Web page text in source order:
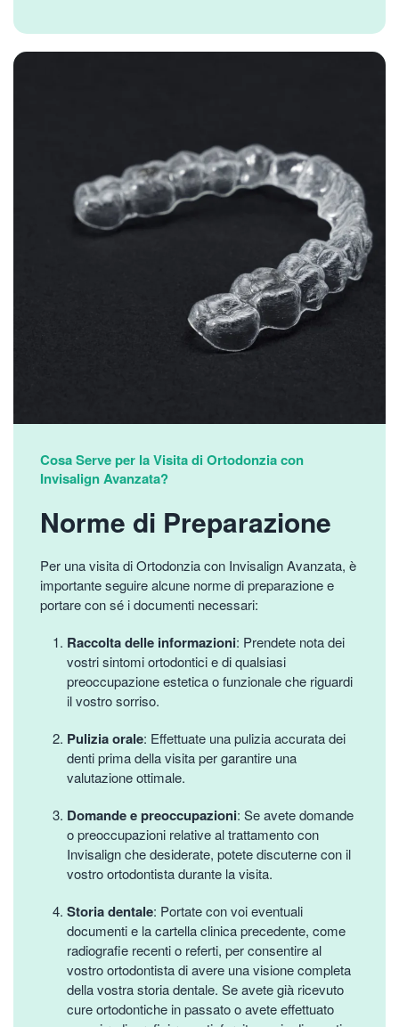
Cosa Serve per la Visita di Ortodonzia con
Invisalign Avanzata?
Norme di Preparazione
Per una visita di Ortodonzia con Invisalign Avanzata, è
importante seguire alcune norme di preparazione e
portare con sé i documenti necessari:
Raccolta delle informazioni: Prendete nota dei
vostri sintomi ortodontici e di qualsiasi
preoccupazione estetica o funzionale che riguardi
il vostro sorriso.
Pulizia orale: Effettuate una pulizia accurata dei
denti prima della visita per garantire una
valutazione ottimale.
Domande e preoccupazioni: Se avete domande
o preoccupazioni relative al trattamento con
Invisalign che desiderate, potete discuterne con il
vostro ortodontista durante la visita.
Storia dentale: Portate con voi eventuali
documenti e la cartella clinica precedente, come
radiografie recenti o referti, per consentire al
vostro ortodontista di avere una visione completa
della vostra storia dentale. Se avete già ricevuto
cure ortodontiche in passato o avete effettuato